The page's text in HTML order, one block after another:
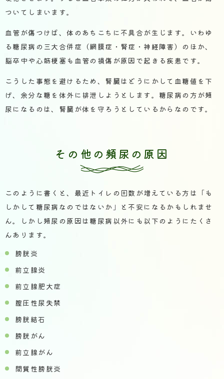
ついてしまいます。
血管が傷つけば、体のあちこちに不具合が生じます。いわゆ
る糖尿病の三大合併症（網膜症・腎症・神経障害）のほか、
脳卒中や心筋梗塞も血管の損傷が原因で起きる疾患です。
こうした事態を避けるため、腎臓はどうにかして血糖値を下
げ、余分な糖を体外に排泄しようとします。糖尿病の方が頻
尿になるのは、腎臓が体を守ろうとしているからなのです。
その他の頻尿の原因
このように書くと、最近トイレの回数が増えている方は「も
しかして糖尿病なのではないか」と不安になるかもしれませ
ん。しかし頻尿の原因は糖尿病以外にも以下のようにたくさ
んあります。
膀胱炎
前立腺炎
前立腺肥大症
膣圧性尿失禁
膀胱結石
膀胱がん
前立腺がん
間質性膀胱炎